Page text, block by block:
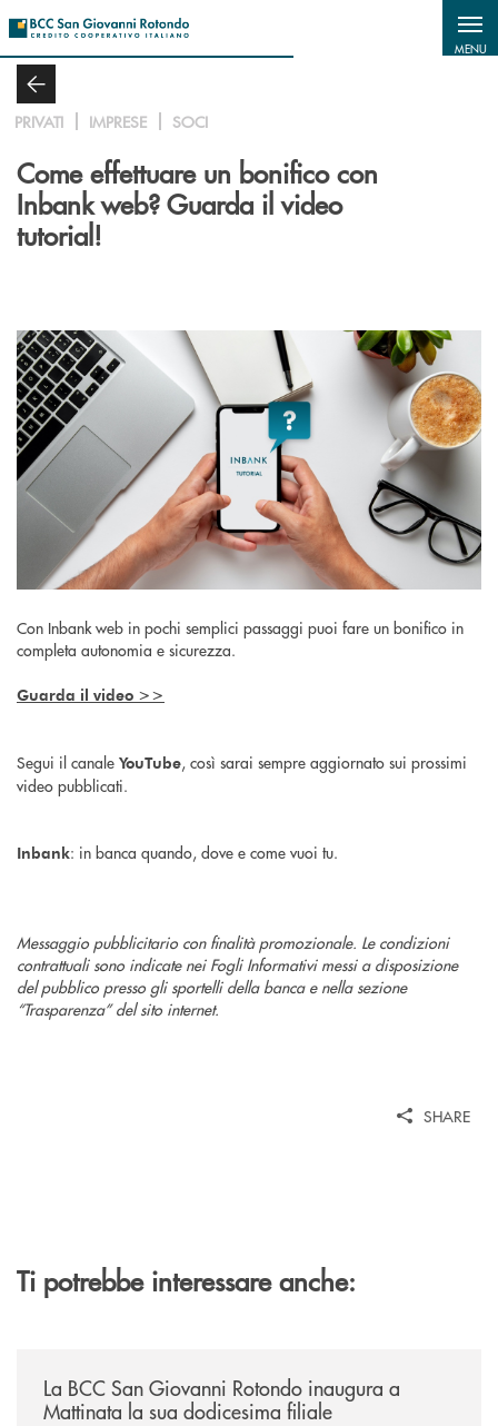
MENU
PRIVATI IMPRESE SOCI
Come effettuare un bonifico con
Inbank web? Guarda il video
tutorial!
Con Inbank web in pochi semplici passaggi puoi fare un bonifico in
completa autonomia e sicurezza.
Guarda il video >>
Segui il canale YouTube, così sarai sempre aggiornato sui prossimi
video pubblicati.
Inbank: in banca quando, dove e come vuoi tu.
Messaggio pubblicitario con finalità promozionale. Le condizioni
contrattuali sono indicate nei Fogli Informativi messi a disposizione
del pubblico presso gli sportelli della banca e nella sezione
“Trasparenza” del sito internet.
SHARE
Ti potrebbe interessare anche:
La BCC San Giovanni Rotondo inaugura a
Mattinata la sua dodicesima filiale